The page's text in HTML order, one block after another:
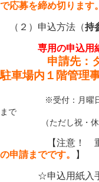
で応募を締め切ります。
（２）申込方法（持
専用の申込用
申請先：
駐車場内１階管理事
※受付：月曜
まで
（ただし祝・休日、
【注意！ 重複で
の申請までです。
】
☆申込用紙入手